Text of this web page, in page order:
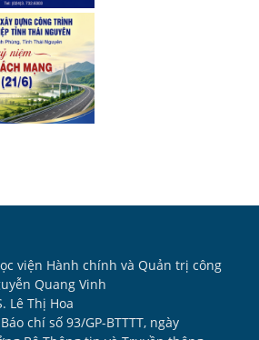
viện Hành chính và Quản trị công
Quang Vinh
Lê Thị Hoa
chí số 93/GP-BTTTT, ngày